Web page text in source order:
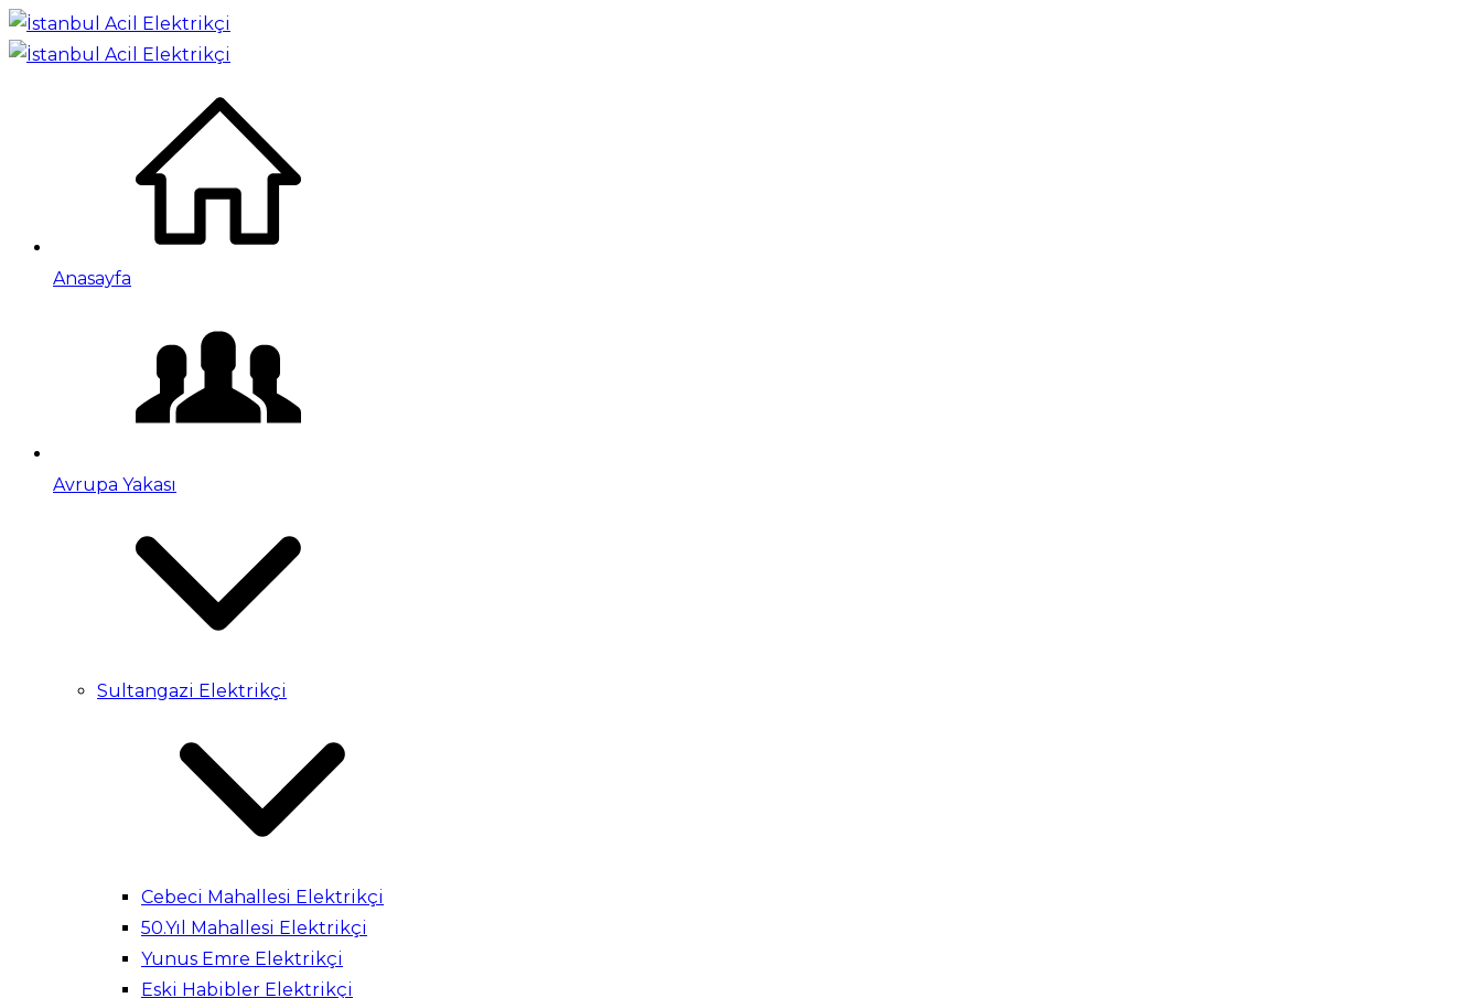
Anasayfa
Avrupa Yakası
Sultangazi Elektrikçi
Cebeci Mahallesi Elektrikçi
50.Yıl Mahallesi Elektrikçi
Yunus Emre Elektrikçi
Eski Habibler Elektrikçi